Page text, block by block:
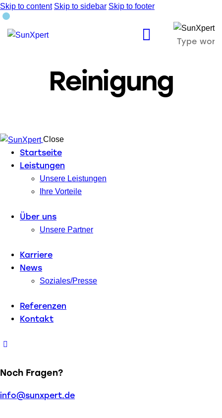
Skip to content Skip to sidebar Skip to footer
Reinigung
Close
Startseite
Leistungen
Unsere Leistungen
Ihre Vorteile
Über uns
Unsere Partner
Karriere
News
Soziales/Presse
Referenzen
Kontakt
Noch Fragen?
info@sunxpert.de